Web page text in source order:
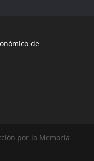
de
por la Memoria